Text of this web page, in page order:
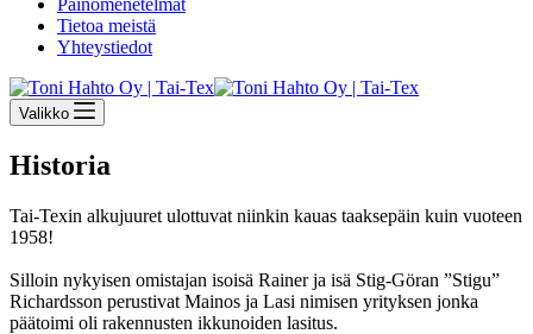
Painomenetelmät
Tietoa meistä
Yhteystiedot
Valikko
Historia
Tai-Texin alkujuuret ulottuvat niinkin kauas taaksepäin kuin vuoteen
1958!
Silloin nykyisen omistajan isoisä Rainer ja isä Stig-Göran ”Stigu”
Richardsson perustivat Mainos ja Lasi nimisen yrityksen jonka
päätoimi oli rakennusten ikkunoiden lasitus.